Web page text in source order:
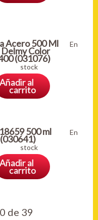
Acero 500 Ml
Color
(031076)
En
stock
Añadir al
carrito
500 ml
En
stock
Añadir al
carrito
de 39